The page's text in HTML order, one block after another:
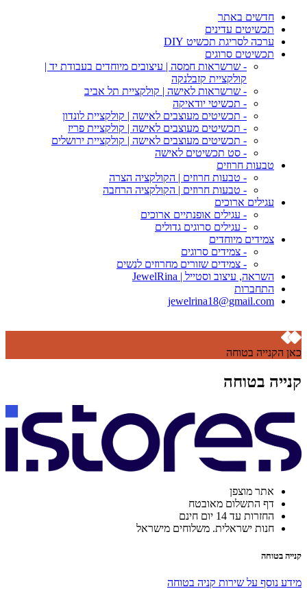
חדשים באתר
תכשיטים עדינים
ערכה לסריגת תכשיט DIY
תכשיטים סרוגים
- שרשראות חמסה | עיצובים מיוחדים בעבודת יד |
קולקציית קזבלנקה
- שרשראות לאישה | קולקציית תל אביב
- תכשיטי יודאיקה
- תכשיטים מעוצבים לאישה | קולקציית לונדון
- תכשיטים מעוצבים לאישה | קולקציית פריז
- תכשיטים מעוצבים לאישה | קולקציית ירושלים
- סט תכשיטים לאישה
טבעות חרוזים
- טבעות חרוזים | הקולקציה הצרה
- טבעות חרוזים | הקולקציה הרחבה
עגילים ארוכים
- עגילים אופנתיים ארוכים
- עגילים סרוגים גדולים
צמידים מיוחדים
- צמידים סרוגים
- צמידים שזורים מחרוזים לנשים
השראה, עיצוב וסטייל | JewelRina
התחברות
jewelrina18@gmail.com
כאן הקנייה בטוחה
קנייה בטוחה
אתר מוצפן
דף התשלום מאובטח
החזרות עד 14 יום חינם
חנות ישראלית. משלוחים מישראל
קנייה בטוחה
מידע נוסף על שירות קניה בטוחה